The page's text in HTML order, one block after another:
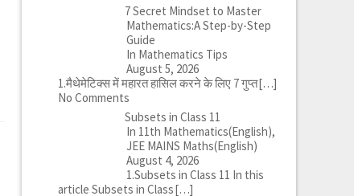
7 Secret Mindset to Master
Mathematics:A Step-by-Step
Guide
In Mathematics Tips
August 5, 2026
1.मैथेमेटिक्स में महारत हासिल करने के लिए 7 गुप्त[…]
No Comments
Subsets in Class 11
In 11th Mathematics(English),
JEE MAINS Maths(English)
August 4, 2026
1.Subsets in Class 11 In this
article Subsets in Class[…]